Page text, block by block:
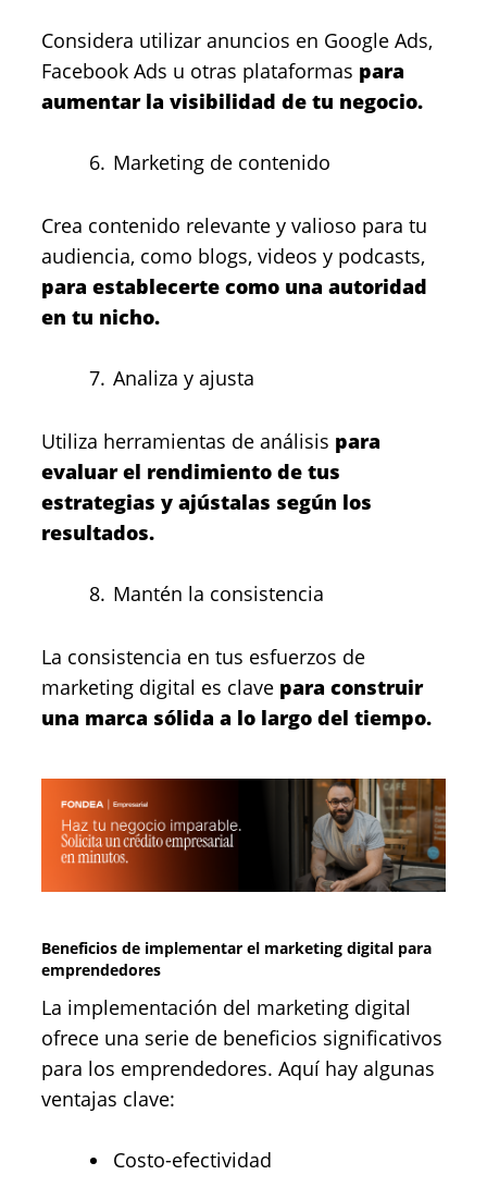
Considera utilizar anuncios en Google Ads,
Facebook Ads u otras plataformas para
aumentar la visibilidad de tu negocio.
Marketing de contenido
Crea contenido relevante y valioso para tu
audiencia, como blogs, videos y podcasts,
para establecerte como una autoridad
en tu nicho.
Analiza y ajusta
Utiliza herramientas de análisis para
evaluar el rendimiento de tus
estrategias y ajústalas según los
resultados.
Mantén la consistencia
La consistencia en tus esfuerzos de
marketing digital es clave para construir
una marca sólida a lo largo del tiempo.
Beneficios de implementar el marketing digital para
emprendedores
La implementación del marketing digital
ofrece una serie de beneficios significativos
para los emprendedores. Aquí hay algunas
ventajas clave:
Costo-efectividad